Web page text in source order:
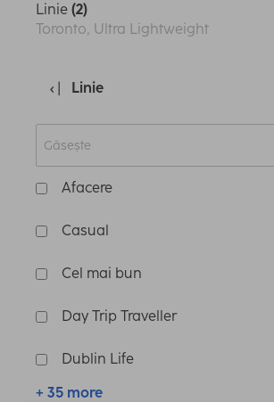
Linie (2)
Toronto, Ultra Lightweight
Linie
Afacere
Casual
Cel mai bun
Day Trip Traveller
Dublin Life
+ 35 more